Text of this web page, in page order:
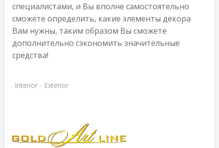
специалистами, и Вы вполне самостоятельно
сможете определить, какие элементы декора
Вам нужны, таким образом Вы сможете
дополнительно сэкономить значительные
средства!
Interior - Exterior